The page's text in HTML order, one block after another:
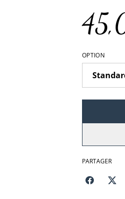
OPTION
PARTAGER